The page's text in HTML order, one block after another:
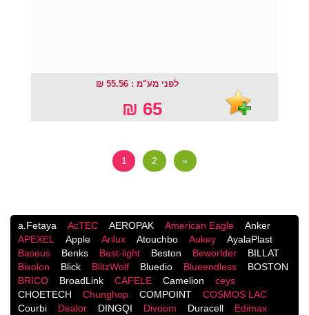
לפני מע"מ : 55.56 ₪
65 ₪
1 2 »
a.Fetaya AcTEC AEROPAK American Eagle
Anker
APEXEL
Apple Arilux Atouchbo Aukey
AyalaPlast
Baseus
Benks Best-light Beston Beworlder
BILLAT
Bixolon
Blick BlitzWolf Bluedio Blueendless
BOSTON
BRICO
BroadLink CAFELE Camelion
ceys
CHOETECH
Chunghop COMPOINT
COSMOS LACֹ
Courbi
Dealor DINGQI Divoom Duracell
Edimax